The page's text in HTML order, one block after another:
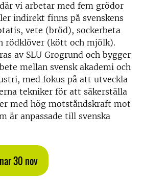
vi arbetar med fem grödor
indirekt finns på svenskens
vete (bröd), sockerbeta
rödklöver (kött och mjölk).
av SLU Grogrund och bygger
mellan svensk akademi och
med fokus på att utveckla
tekniker för att säkerställa
med hög motståndskraft mot
är anpassade till svenska
30 nov